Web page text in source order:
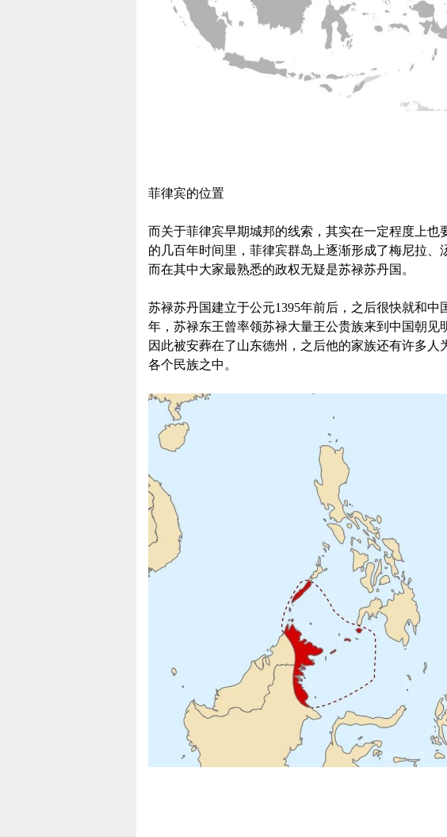
菲律宾的位置
而关于菲律宾早期城邦的线索，其实在一定程度上也
的几百年时间里，菲律宾群岛上逐渐形成了梅尼拉、
而在其中大家最熟悉的政权无疑是苏禄苏丹国。
苏禄苏丹国建立于公元1395年前后，之后很快就和中
年，苏禄东王曾率领苏禄大量王公贵族来到中国朝见
因此被安葬在了山东德州，之后他的家族还有许多人
各个民族之中。